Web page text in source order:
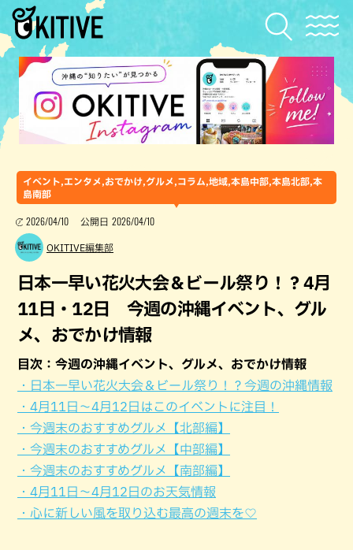
イベント,エンタメ,おでかけ,グルメ,コラム,地域,本島中部,本島北部,本
島南部
2026/04/10 公開日 2026/04/10
OKITIVE編集部
日本一早い花火大会＆ビール祭り！？4月
11日・12日 今週の沖縄イベント、グル
メ、おでかけ情報
目次：今週の沖縄イベント、グルメ、おでかけ情報
・日本一早い花火大会＆ビール祭り！？今週の沖縄情報
・4月11日〜4月12日はこのイベントに注目！
・今週末のおすすめグルメ【北部編】
・今週末のおすすめグルメ【中部編】
・今週末のおすすめグルメ【南部編】
・4月11日〜4月12日のお天気情報
・心に新しい風を取り込む最高の週末を♡